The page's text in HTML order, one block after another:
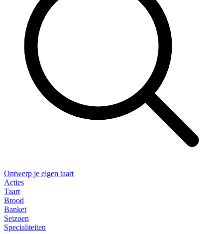
Ontwerp je eigen taart
Acties
Taart
Brood
Banket
Seizoen
Specialiteiten